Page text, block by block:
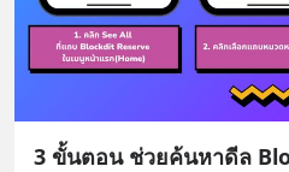
3 ขั้นตอน ช่วยค้นหาดีล